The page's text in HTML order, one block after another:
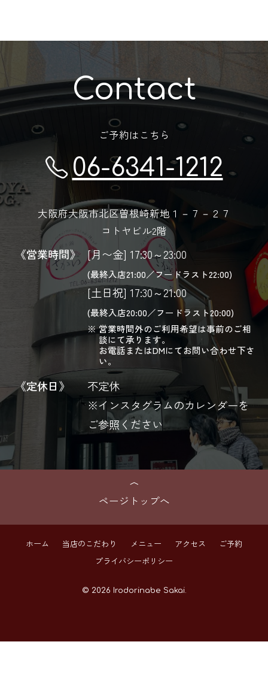
Contact
ご予約はこちら
06-6341-1212
大阪府大阪市北区曽根崎新地１－７－２７
コトヤビル2階
《営業時間》 [月〜金] 17:30～23:00
(最終入店21:00／フードラスト22:00)
[土日祝] 17:30～21:00
(最終入店20:00／フードラスト20:00)
営業時間外のご利用希望は事前のご相
談にて承ります。
お電話またはDMにてお問い合わせ下さ
い。
《定休日》
不定休
※インスタグラムのカレンダーを
ご参照ください
ページトップへ
ホーム 当店のこだわり メニュー アクセス
ご予約
プライバシーポリシー
© 2026 Irodorinabe Sakai.